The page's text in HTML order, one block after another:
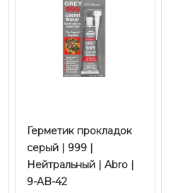
Герметик прокладок
серый | 999 |
Нейтральный | Abro |
9-AB-42